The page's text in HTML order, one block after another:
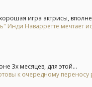
игра актрисы,
Инди Наварретте мечтает
3х месяцев, для этой...
к очередному переносу